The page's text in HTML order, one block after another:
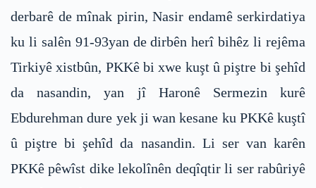
derbarê de mînak pirin, Nasir endamê serkirdatiya
ku li salên 91-93yan de dirbên herî bihêz li rejêma
Tirkiyê xistbûn, PKKê bi xwe kuşt û piştre bi şehîd
da nasandin, yan jî Haronê Sermezin kurê
Ebdurehman dure yek ji wan kesane ku PKKê kuştî
û piştre bi şehîd da nasandin. Li ser van karên
PKKê pêwîst dike lekolînên deqîqtir li ser rabûriyê